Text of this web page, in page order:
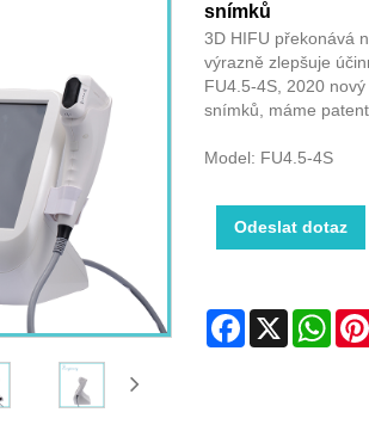
snímků
3D HIFU překonává
výrazně zlepšuje
FU4.5-4S, 2020
snímků, máme
Model: FU4.5-4S
Odeslat dotaz
Facebook
X